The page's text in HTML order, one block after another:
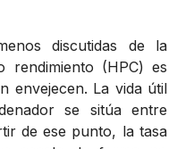
discutidas de la
rendimiento (HPC) es
envejecen. La vida útil
se sitúa entre
de ese punto, la tasa